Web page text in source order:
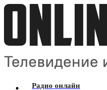
Радио онлайн